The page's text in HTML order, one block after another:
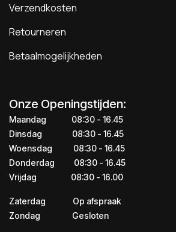
Verzendkosten
Retourneren
Betaalmogelijkheden
Onze Openingstijden:
Maandag
​​​08:30 - 16.45​
Dinsdag
​​​​08:30 - 16.45
Woensdag
​08:30 - 16.45
Donderdag
​​​​​08:30 - 16.45
Vrijdag
​​​​​08:30 - 16.00
Zaterdag
​​Op afspraak
Zondag
​​Gesloten